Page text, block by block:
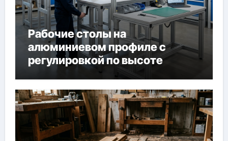
Рабочие столы на
алюминиевом профиле с
регулировкой по высоте